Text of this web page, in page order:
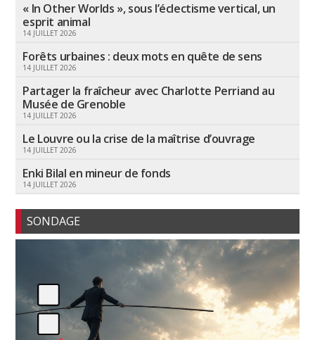
« In Other Worlds », sous l’éclectisme vertical, un
esprit animal
14 JUILLET 2026
Forêts urbaines : deux mots en quête de sens
14 JUILLET 2026
Partager la fraîcheur avec Charlotte Perriand au
Musée de Grenoble
14 JUILLET 2026
Le Louvre ou la crise de la maîtrise d’ouvrage
14 JUILLET 2026
Enki Bilal en mineur de fonds
14 JUILLET 2026
SONDAGE